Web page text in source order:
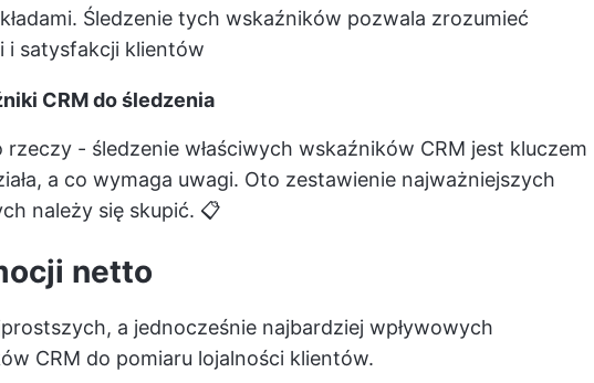
Śledzenie tych wskaźników pozwala zrozumieć
i satysfakcji klientów
CRM do śledzenia
- śledzenie właściwych wskaźników CRM jest kluczem
a co wymaga uwagi. Oto zestawienie najważniejszych
należy się skupić. 📋
netto
a jednocześnie najbardziej wpływowych
CRM do pomiaru lojalności klientów.